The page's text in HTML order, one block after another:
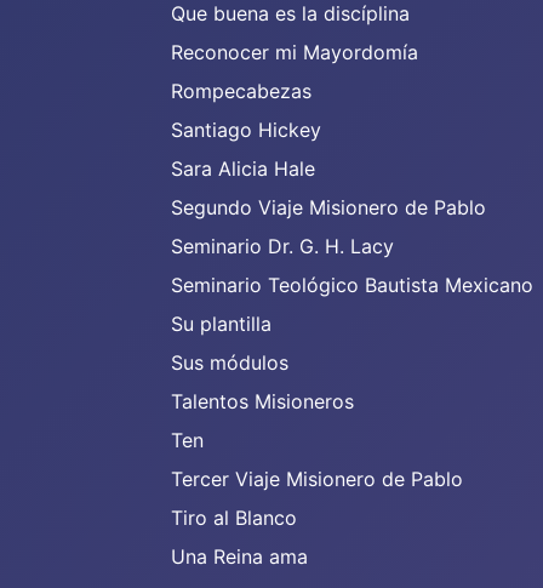
Que buena es la discíplina
Reconocer mi Mayordomía
Rompecabezas
Santiago Hickey
Sara Alicia Hale
Segundo Viaje Misionero de Pablo
Seminario Dr. G. H. Lacy
Seminario Teológico Bautista Mexicano
Su plantilla
Sus módulos
Talentos Misioneros
Ten
Tercer Viaje Misionero de Pablo
Tiro al Blanco
Una Reina ama